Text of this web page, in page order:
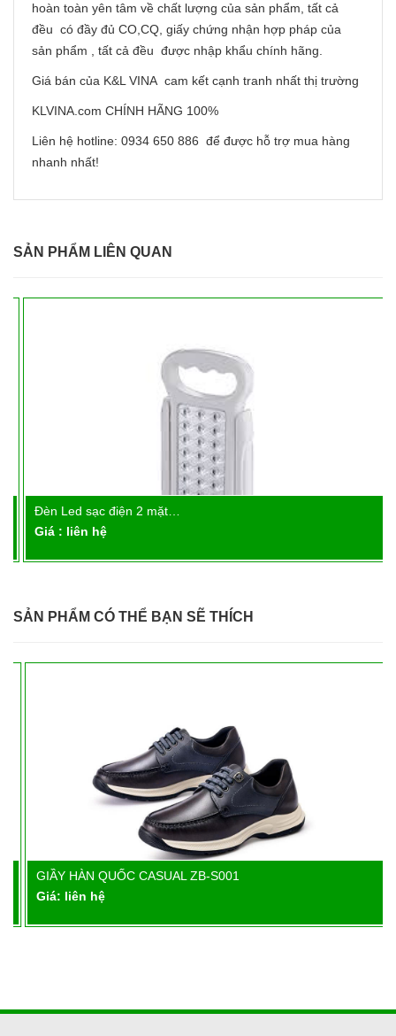
hoàn toàn yên tâm về chất lượng của sản phẩm, tất cả
đều có đầy đủ CO,CQ, giấy chứng nhận hợp pháp của
sản phẩm , tất cả đều được nhập khẩu chính hãng.
Giá bán của K&L VINA cam kết cạnh tranh nhất thị trường
KLVINA.com CHÍNH HÃNG 100%
Liên hệ hotline: 0934 650 886 để được hỗ trợ mua hàng
nhanh nhất!
SẢN PHẨM LIÊN QUAN
Đèn Led sạc điện 2 mặt…
Giá : liên hệ
SẢN PHẨM CÓ THỂ BẠN SẼ THÍCH
Chi tiết
GIẦY HÀN QUỐC CASUAL ZB-S001
Giá: liên hệ